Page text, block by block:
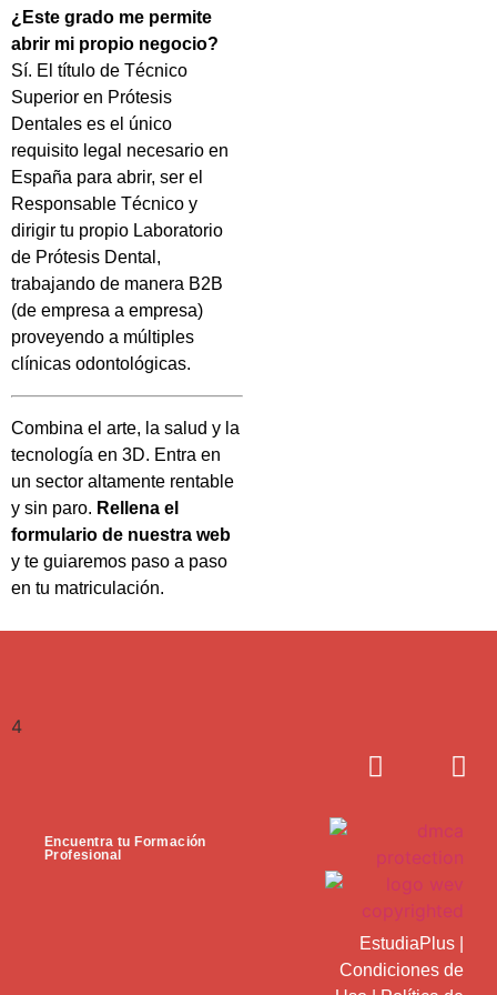
¿Este grado me permite
abrir mi propio negocio?
Sí. El título de Técnico
Superior en Prótesis
Dentales es el único
requisito legal necesario en
España para abrir, ser el
Responsable Técnico y
dirigir tu propio Laboratorio
de Prótesis Dental,
trabajando de manera B2B
(de empresa a empresa)
proveyendo a múltiples
clínicas odontológicas.
Combina el arte, la salud y la
tecnología en 3D. Entra en
un sector altamente rentable
y sin paro. Rellena el
formulario de nuestra web
y te guiaremos paso a paso
en tu matriculación.
4
Encuentra tu Formación
Profesional
EstudiaPlus
Condiciones de